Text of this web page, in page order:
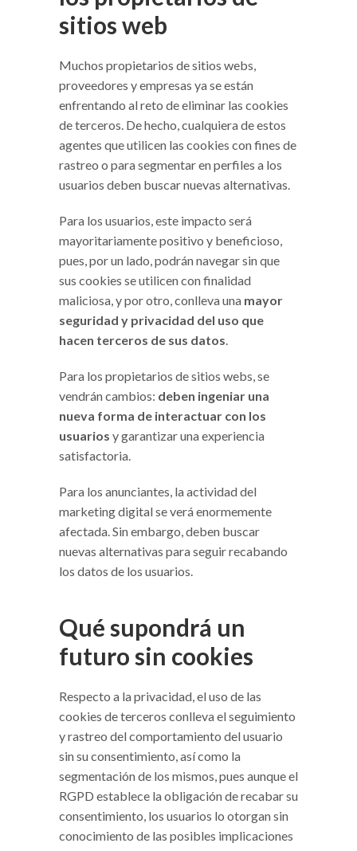
sitios web
Muchos propietarios de sitios webs,
proveedores y empresas ya se están
enfrentando al reto de eliminar las cookies
de terceros. De hecho, cualquiera de estos
agentes que utilicen las cookies con fines de
rastreo o para segmentar en perfiles a los
usuarios deben buscar nuevas alternativas.
Para los usuarios, este impacto será
mayoritariamente positivo y beneficioso,
pues, por un lado, podrán navegar sin que
sus cookies se utilicen con finalidad
maliciosa, y por otro, conlleva una mayor
seguridad y privacidad del uso que
hacen terceros de sus datos.
Para los propietarios de sitios webs, se
vendrán cambios: deben ingeniar una
nueva forma de interactuar con los
usuarios y garantizar una experiencia
satisfactoria.
Para los anunciantes, la actividad del
marketing digital se verá enormemente
afectada. Sin embargo, deben buscar
nuevas alternativas para seguir recabando
los datos de los usuarios.
Qué supondrá un
futuro sin cookies
Respecto a la privacidad, el uso de las
cookies de terceros conlleva el seguimiento
y rastreo del comportamiento del usuario
sin su consentimiento, así como la
segmentación de los mismos, pues aunque el
RGPD establece la obligación de recabar su
consentimiento, los usuarios lo otorgan sin
conocimiento de las posibles implicaciones